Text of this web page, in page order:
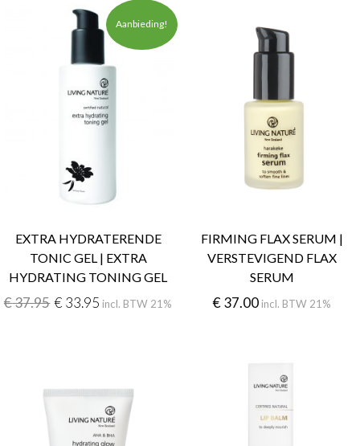
Aanbieding!
EXTRA HYDRATERENDE
TONIC GEL | EXTRA
HYDRATING TONING GEL
€37.95 € 33.95 incl. BTW 21%
FIRMING FLAX SERUM |
VERSTEVIGEND FLAX
SERUM
€37.00 incl. BTW 21%